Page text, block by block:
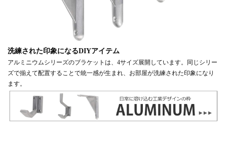
洗練された印象になるDIYアイテム
アルミニウムシリーズのブラケットは、4サイズ展開しています。同じシリー
ズで揃えて配置することで統一感が生まれ、お部屋が洗練された印象になり
ます。